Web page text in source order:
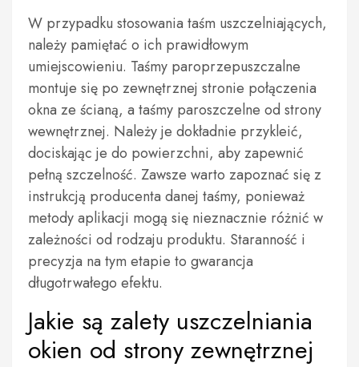
W przypadku stosowania taśm uszczelniających,
należy pamiętać o ich prawidłowym
umiejscowieniu. Taśmy paroprzepuszczalne
montuje się po zewnętrznej stronie połączenia
okna ze ścianą, a taśmy paroszczelne od strony
wewnętrznej. Należy je dokładnie przykleić,
dociskając je do powierzchni, aby zapewnić
pełną szczelność. Zawsze warto zapoznać się z
instrukcją producenta danej taśmy, ponieważ
metody aplikacji mogą się nieznacznie różnić w
zależności od rodzaju produktu. Staranność i
precyzja na tym etapie to gwarancja
długotrwałego efektu.
Jakie są zalety uszczelniania
okien od strony zewnętrznej